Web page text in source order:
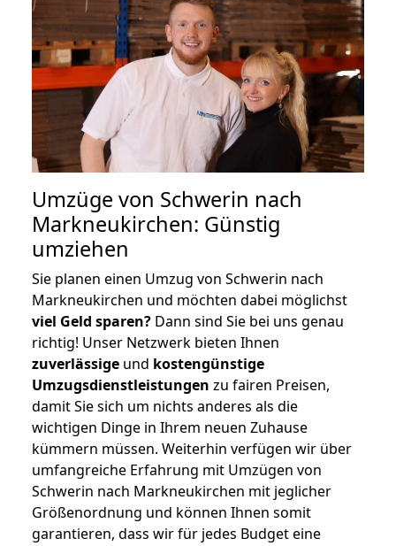
Umzüge von Schwerin nach
Markneukirchen: Günstig
umziehen
Sie planen einen Umzug von Schwerin nach
Markneukirchen und möchten dabei möglichst
viel Geld sparen? Dann sind Sie bei uns genau
richtig! Unser Netzwerk bieten Ihnen
zuverlässige und kostengünstige
Umzugsdienstleistungen zu fairen Preisen,
damit Sie sich um nichts anderes als die
wichtigen Dinge in Ihrem neuen Zuhause
kümmern müssen. Weiterhin verfügen wir über
umfangreiche Erfahrung mit Umzügen von
Schwerin nach Markneukirchen mit jeglicher
Größenordnung und können Ihnen somit
garantieren, dass wir für jedes Budget eine